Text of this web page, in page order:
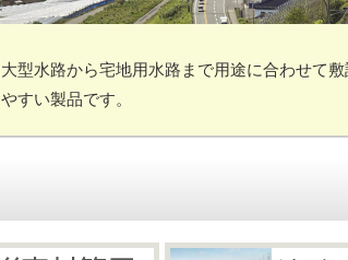
大型水路から宅地用水路まで用途に合わせて敷
やすい製品です。